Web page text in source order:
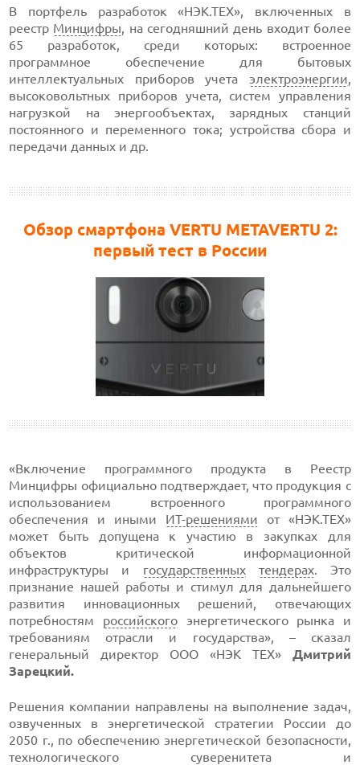
В портфель разработок «НЭК.ТЕХ», включенных в
реестр Минцифры, на сегодняшний день входит более
65 разработок, среди которых: встроенное
программное обеспечение для бытовых
интеллектуальных приборов учета электроэнергии,
высоковольтных приборов учета, систем управления
нагрузкой на энергообъектах, зарядных станций
постоянного и переменного тока; устройства сбора и
передачи данных и др.
Обзор смартфона VERTU METAVERTU 2:
первый тест в России
«Включение программного продукта в Реестр
Минцифры официально подтверждает, что продукция с
использованием встроенного программного
обеспечения и иными ИТ-решениями от «НЭК.ТЕХ»
может быть допущена к участию в закупках для
объектов критической информационной
инфраструктуры и государственных тендерах. Это
признание нашей работы и стимул для дальнейшего
развития инновационных решений, отвечающих
потребностям российскогоэнергетического рынка и
требованиям отрасли и государства», – сказал
генеральный директор ООО «НЭК ТЕХ» Дмитрий
Зарецкий.
Решения компании направлены на выполнение задач,
озвученных в энергетической стратегии России до
2050 г., по обеспечению энергетической безопасности,
технологического суверенитета и